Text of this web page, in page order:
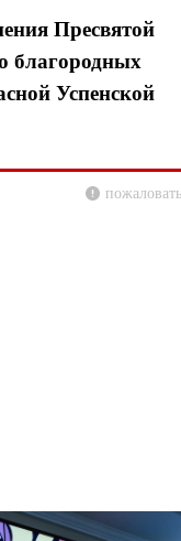
Пресвятой
благородных
Успенской